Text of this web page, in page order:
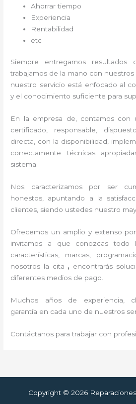
Ahorrar tiempo
Experiencia
Rentabilidad
etc
Siempre entregamos resultados
trabajamos de la mano con
nuestro servicio está enfocado al
y el conocimiento suficiente para
En la empresa de , contamos con
certificado, responsable,
directa, con la disponibilidad,
correctamente técnicas
sistema.
Nos caracterizamos por ser
honestos, apuntando a la
clientes, siendo ustedes nuestro
Ofrecemos un amplio y extenso
invitamos a que conozcas todo
características, marcas,
nosotros la cita , encontrarás
diferentes medios de pago.
Muchos años de experiencia,
garantía en cada uno de nuestros
Contáctanos para trabajar con
Copyright © 2026